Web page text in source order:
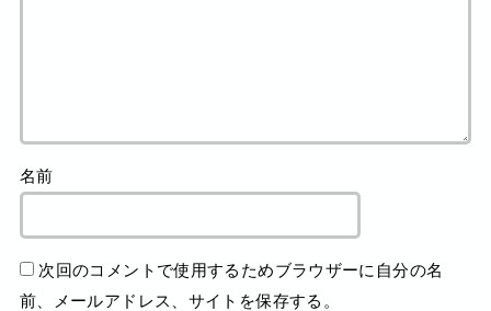
名前
次回のコメントで使用するためブラウザーに自分の名
前、メールアドレス、サイトを保存する。